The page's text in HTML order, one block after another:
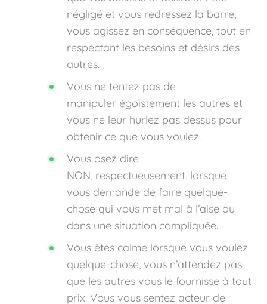
négligé et vous redressez la barre,
vous agissez en conséquence, tout en
respectant les besoins et désirs des
autres.
Vous ne tentez pas de
manipuler égoïstement les autres et
vous ne leur hurlez pas dessus pour
obtenir ce que vous voulez.
Vous osez dire
NON, respectueusement, lorsque
vous demande de faire quelque-
chose qui vous met mal à l’aise ou
dans une situation compliquée.
Vous êtes calme lorsque vous voulez
quelque-chose, vous n’attendez pas
que les autres vous le fournisse à tout
prix. Vous vous sentez acteur de